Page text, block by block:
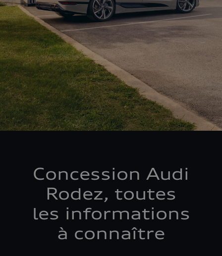
Concession Audi
Rodez, toutes
les informations
à connaître